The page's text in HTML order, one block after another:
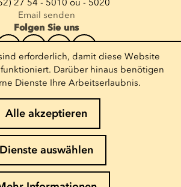
27 54 - 5010 ou - 5020
Email senden
Folgen Sie uns
abonnieren
E-Mail eingeben
Cookies-Richtlinie
Datenschutz
erforderlich, damit diese Website
Darüber hinaus benötigen
Dienste Ihre Arbeitserlaubnis.
Alle akzeptieren
Dienste auswählen